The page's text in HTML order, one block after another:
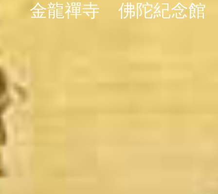
金龍禪寺
佛陀紀念館